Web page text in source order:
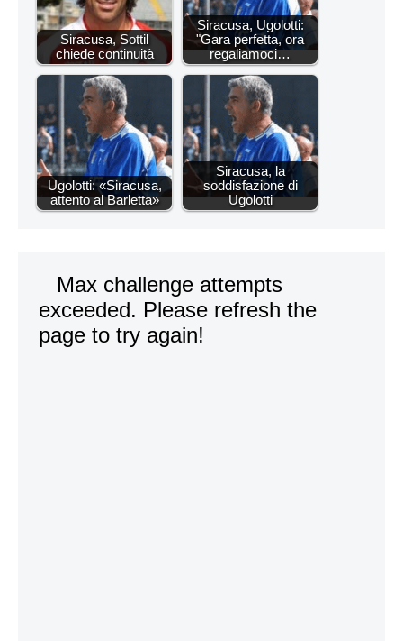
Siracusa, Sottil
chiede continuità
Siracusa, Ugolotti:
"Gara perfetta, ora
regaliamoci…
Ugolotti: «Siracusa,
attento al Barletta»
Siracusa, la
soddisfazione di
Ugolotti